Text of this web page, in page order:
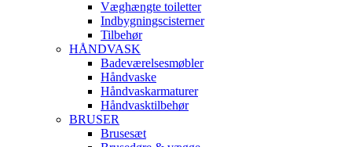
Væghængte toiletter
Indbygningscisterner
Tilbehør
HÅNDVASK
Badeværelsesmøbler
Håndvaske
Håndvaskarmaturer
Håndvasktilbehør
BRUSER
Brusesæt